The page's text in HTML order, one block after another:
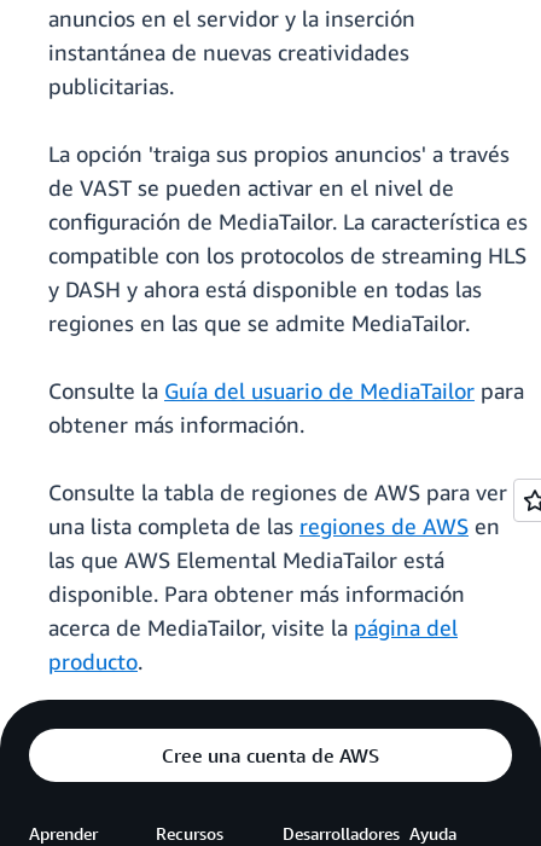
anuncios en el servidor y la inserción
instantánea de nuevas creatividades
publicitarias.
La opción 'traiga sus propios anuncios' a través
de VAST se pueden activar en el nivel de
configuración de MediaTailor. La característica es
compatible con los protocolos de streaming HLS
y DASH y ahora está disponible en todas las
regiones en las que se admite MediaTailor.
Consulte la Guía del usuario de MediaTailor para
obtener más información.
Consulte la tabla de regiones de AWS para ver
una lista completa de las regiones de AWS en
las que AWS Elemental MediaTailor está
disponible. Para obtener más información
acerca de MediaTailor, visite la página del
producto.
Cree una cuenta de AWS
Aprender Recursos Desarrolladores Ayuda